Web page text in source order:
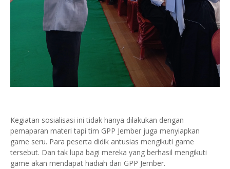
Kegiatan sosialisasi ini tidak hanya dilakukan dengan
pemaparan materi tapi tim GPP Jember juga menyiapkan
game seru. Para peserta didik antusias mengikuti game
tersebut. Dan tak lupa bagi mereka yang berhasil mengikuti
game akan mendapat hadiah dari GPP Jember.